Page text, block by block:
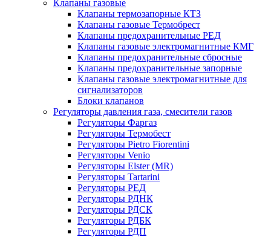
Клапаны газовые
Клапаны термозапорные КТЗ
Клапаны газовые Термобрест
Клапаны предохранительные РЕД
Клапаны газовые электромагнитные КМГ
Клапаны предохранительные сбросные
Клапаны предохранительные запорные
Клапаны газовые электромагнитные для
сигнализаторов
Блоки клапанов
Регуляторы давления газа, смесители газов
Регуляторы Фаргаз
Регуляторы Термобест
Регуляторы Pietro Fiorentini
Регуляторы Venio
Регуляторы Elster (MR)
Регуляторы Tartarini
Регуляторы РЕД
Регуляторы РДНК
Регуляторы РДСК
Регуляторы РДБК
Регуляторы РДП